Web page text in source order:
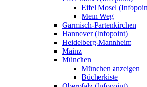
Eifel Mosel
Mein Weg
Garmisch-Partenkirchen
Hannover (Infopoint)
Heidelberg-Mannheim
Mainz
München
München anzeigen
Bücherkiste